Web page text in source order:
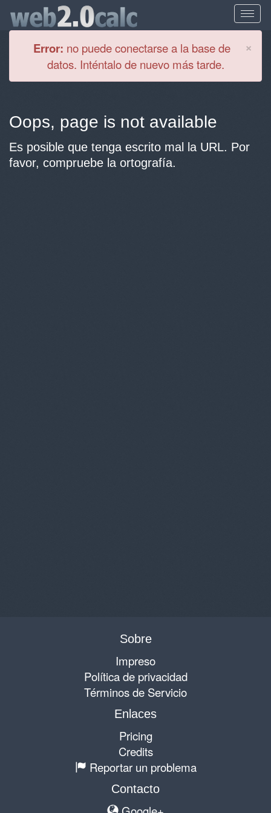
×
Error: no puede conectarse a la base de
datos. Inténtalo de nuevo más tarde.
Oops, page is not available
Es posible que tenga escrito mal la URL. Por
favor, compruebe la ortografía.
Sobre
Impreso
Política de privacidad
Términos de Servicio
Enlaces
Pricing
Credits
Reportar un problema
Contacto